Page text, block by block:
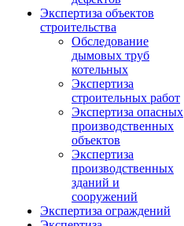
Экспертиза объектов
строительства
Обследование
дымовых труб
котельных
Экспертиза
строительных работ
Экспертиза опасных
производственных
объектов
Экспертиза
производственных
зданий и
сооружений
Экспертиза ограждений